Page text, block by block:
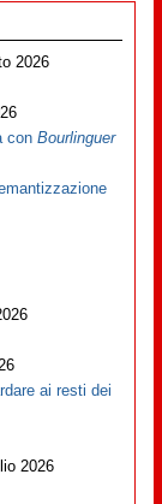
2026
conBourlinguer
ai resti dei
2026